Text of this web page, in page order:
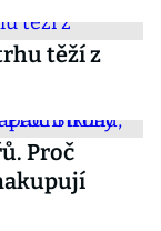
těží z
Proč